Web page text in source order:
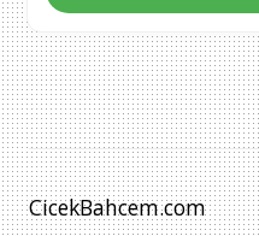
CicekBahcem.com